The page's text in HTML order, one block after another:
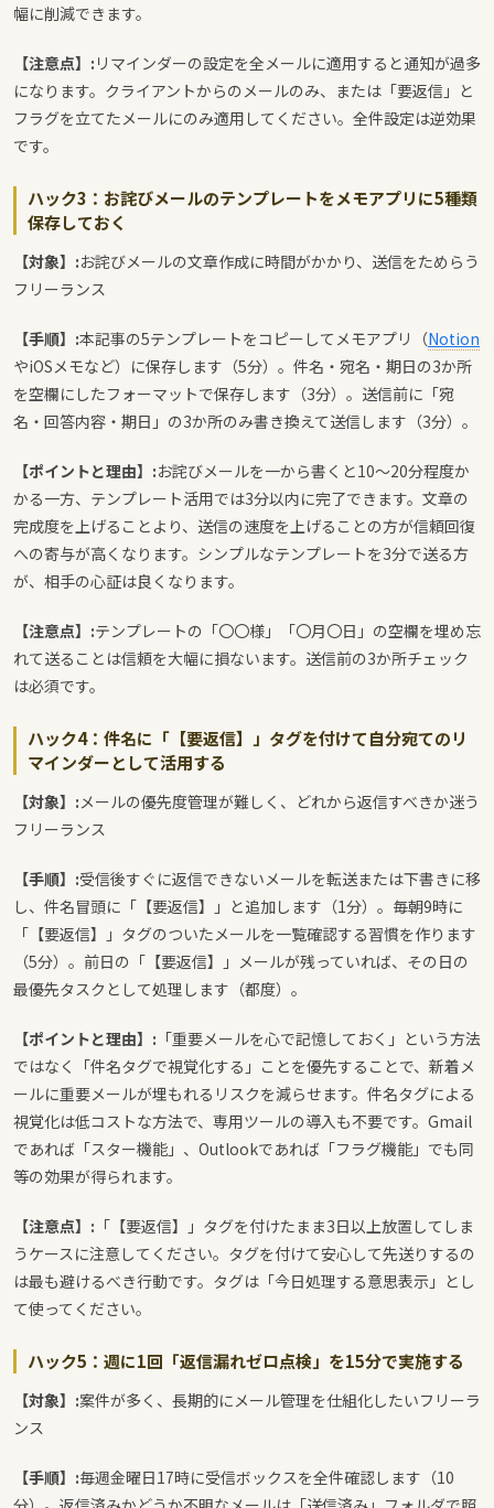
幅に削減できます。
【注意点】: リマインダーの設定を全メールに適用すると通知が過多
になります。クライアントからのメールのみ、または「要返信」と
フラグを立てたメールにのみ適用してください。全件設定は逆効果
です。
ハック3：お詫びメールのテンプレートをメモアプリに5種類
保存しておく
【対象】:お詫びメールの文章作成に時間がかかり、送信をためらう
フリーランス
【手順】:本記事の5テンプレートをコピーしてメモアプリ（Notion
やiOSメモなど）に保存します（5分）。件名・宛名・期日の3か所
を空欄にしたフォーマットで保存します（3分）。送信前に「宛
名・回答内容・期日」の3か所のみ書き換えて送信します（3分）。
【ポイントと理由】:お詫びメールを一から書くと10〜20分程度か
かる一方、テンプレート活用では3分以内に完了できます。文章の
完成度を上げることより、送信の速度を上げることの方が信頼回復
への寄与が高くなります。シンプルなテンプレートを3分で送る方
が、相手の心証は良くなります。
【注意点】:テンプレートの「〇〇様」「〇月〇日」の空欄を埋め忘
れて送ることは信頼を大幅に損ないます。送信前の3か所チェック
は必須です。
ハック4：件名に「【要返信】」タグを付けて自分宛てのリ
マインダーとして活用する
【対象】: メールの優先度管理が難しく、どれから返信すべきか迷う
フリーランス
【手順】:受信後すぐに返信できないメールを転送または下書きに移
し、件名冒頭に「【要返信】」と追加します（1分）。毎朝9時に
「【要返信】」タグのついたメールを一覧確認する習慣を作ります
（5分）。前日の「【要返信】」メールが残っていれば、その日の
最優先タスクとして処理します（都度）。
【ポイントと理由】: 「重要メールを心で記憶しておく」という方法
ではなく「件名タグで視覚化する」ことを優先することで、新着メ
ールに重要メールが埋もれるリスクを減らせます。件名タグによる
視覚化は低コストな方法で、専用ツールの導入も不要です。Gmail
であれば「スター機能」、Outlookであれば「フラグ機能」でも同
等の効果が得られます。
【注意点】: 「【要返信】」タグを付けたまま3日以上放置してしま
うケースに注意してください。タグを付けて安心して先送りするの
は最も避けるべき行動です。タグは「今日処理する意思表示」とし
て使ってください。
ハック5：週に1回「返信漏れゼロ点検」を15分で実施する
【対象】:案件が多く、長期的にメール管理を仕組化したいフリーラ
ンス
【手順】:毎週金曜日17時に受信ボックスを全件確認します（10